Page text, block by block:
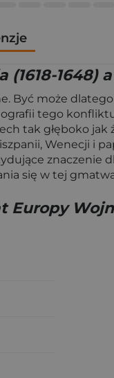
1648)
Być może
tego
tak głęboko
Wenecji i
znaczenie
się w tej
Europy